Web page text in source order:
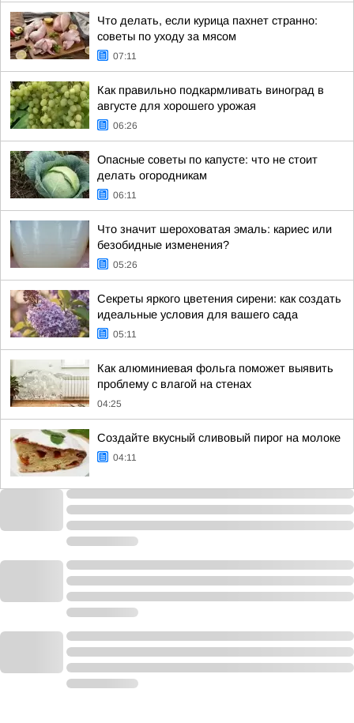
Что делать, если курица пахнет странно:
советы по уходу за мясом
07:11
Как правильно подкармливать виноград в
августе для хорошего урожая
06:26
Опасные советы по капусте: что не стоит
делать огородникам
06:11
Что значит шероховатая эмаль: кариес или
безобидные изменения?
05:26
Секреты яркого цветения сирени: как создать
идеальные условия для вашего сада
05:11
Как алюминиевая фольга поможет выявить
проблему с влагой на стенах
04:25
Создайте вкусный сливовый пирог на молоке
04:11